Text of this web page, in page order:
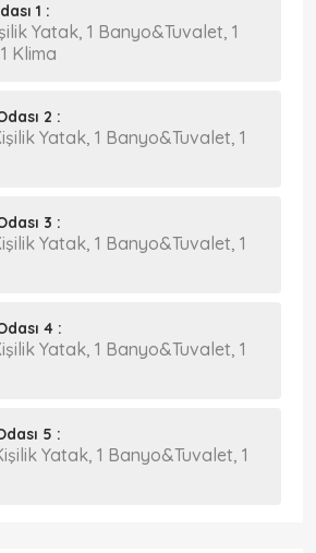
1 :
Yatak, 1 Banyo&Tuvalet, 1
Klima
2 :
Yatak, 1 Banyo&Tuvalet, 1
3 :
Yatak, 1 Banyo&Tuvalet, 1
4 :
Yatak, 1 Banyo&Tuvalet, 1
5 :
Yatak, 1 Banyo&Tuvalet, 1